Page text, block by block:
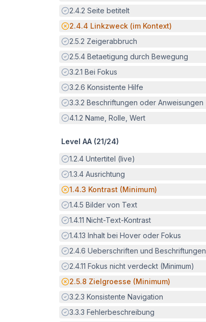
Erfüllt:
2.4.2 Seite betitelt
Potenzielle Barriere:
2.4.4 Linkzweck (im Kontext)
Erfüllt:
2.5.2 Zeigerabbruch
Erfüllt:
2.5.4 Betaetigung durch Bewegung
Erfüllt:
3.2.1 Bei Fokus
Erfüllt:
3.2.6 Konsistente Hilfe
Erfüllt:
3.3.2 Beschriftungen oder Anweisungen
Erfüllt:
4.1.2 Name, Rolle, Wert
Level AA (21/24)
Erfüllt:
1.2.4 Untertitel (live)
Erfüllt:
1.3.4 Ausrichtung
Potenzielle Barriere:
1.4.3 Kontrast (Minimum)
Erfüllt:
1.4.5 Bilder von Text
Erfüllt:
1.4.11 Nicht-Text-Kontrast
Erfüllt:
1.4.13 Inhalt bei Hover oder Fokus
Erfüllt:
2.4.6 Ueberschriften und Beschriftungen
Erfüllt:
2.4.11 Fokus nicht verdeckt (Minimum)
Potenzielle Barriere:
2.5.8 Zielgroesse (Minimum)
Erfüllt:
3.2.3 Konsistente Navigation
Erfüllt:
3.3.3 Fehlerbeschreibung